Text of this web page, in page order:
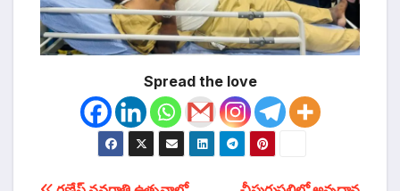
Spread the love